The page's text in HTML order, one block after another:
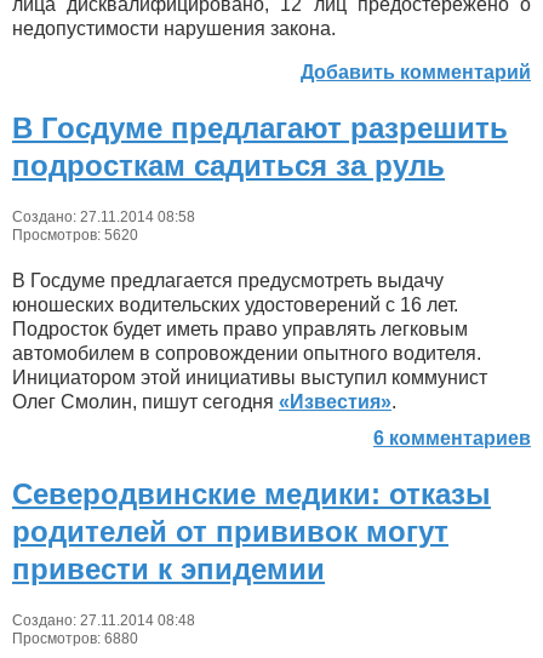
лица дисквалифицировано, 12 лиц предостережено о
недопустимости нарушения закона.
Добавить комментарий
В Госдуме предлагают разрешить
подросткам садиться за руль
Создано: 27.11.2014 08:58
Просмотров: 5620
В Госдуме предлагается предусмотреть выдачу
юношеских водительских удостоверений с 16 лет.
Подросток будет иметь право управлять легковым
автомобилем в сопровождении опытного водителя.
Инициатором этой инициативы выступил коммунист
Олег Смолин, пишут сегодня «Известия».
6 комментариев
Северодвинские медики: отказы
родителей от прививок могут
привести к эпидемии
Создано: 27.11.2014 08:48
Просмотров: 6880